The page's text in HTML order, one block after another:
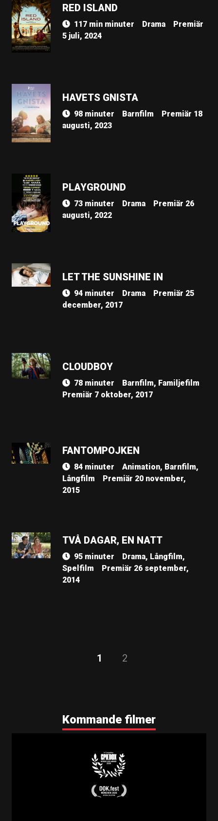
RED ISLAND
117 min minuter Drama
Premiär
5 juli, 2024
HAVETS GNISTA
98 minuter Barnfilm
Premiär 18
augusti, 2023
PLAYGROUND
73 minuter Drama
Premiär 26
augusti, 2022
LET THE SUNSHINE IN
94 minuter Drama
Premiär 25
december, 2017
CLOUDBOY
78 minuter
Barnfilm, Familjefilm
Premiär 7 oktober, 2017
FANTOMPOJKEN
84 minuter
Animation, Barnfilm,
Långfilm
Premiär 20 november,
2015
TVÅ DAGAR, EN NATT
95 minuter
Drama, Långfilm,
Spelfilm
Premiär 26 september,
2014
1 2
Kommande filmer